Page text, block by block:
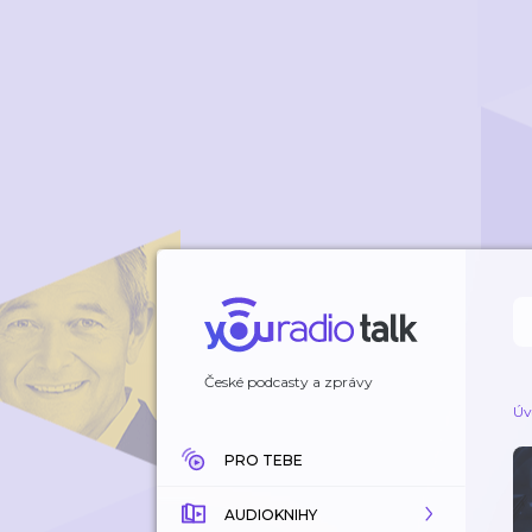
České podcasty a zprávy
PRO TEBE
AUDIOKNIHY